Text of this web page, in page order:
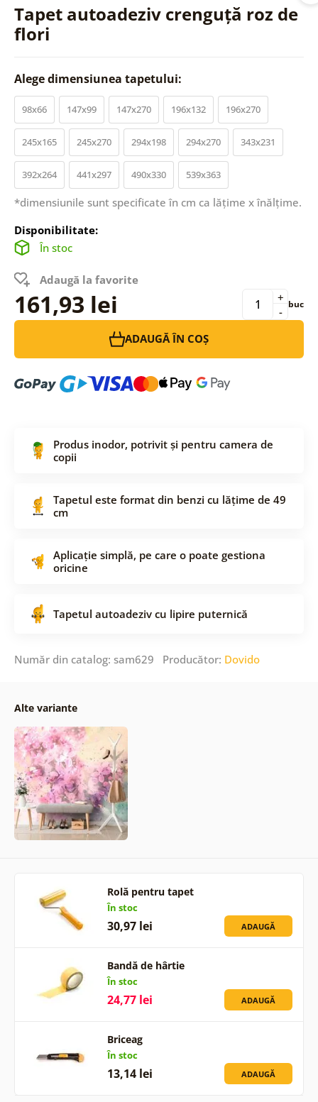
Tapet autoadeziv crenguță roz de
flori
Alege dimensiunea tapetului:
98x66 147x99 147x270 196x132 196x270
245x165 245x270 294x198 294x270 343x231
392x264 441x297 490x330 539x363
*dimensiunile sunt specificate în cm ca lățime x înălțime.
Disponibilitate:
În stoc
Adaugă la favorite
161,93 lei -
+ buc
ADAUGĂ ÎN COȘ
Produs inodor, potrivit și pentru camera de
copii
Tapetul este format din benzi cu lățime de 49
cm
Aplicație simplă, pe care o poate gestiona
oricine
Tapetul autoadeziv cu lipire puternică
Număr din catalog: sam629 Producător: Dovido
Alte variante
Rolă pentru tapet
În stoc
30,97 lei ADAUGĂ
Bandă de hârtie
În stoc
24,77 lei ADAUGĂ
Briceag
În stoc
13,14 lei ADAUGĂ